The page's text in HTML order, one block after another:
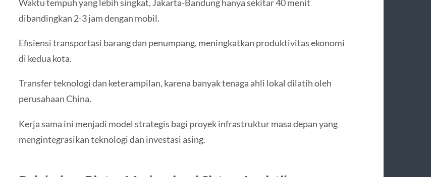
Waktu tempuh yang lebih singkat, Jakarta-Bandung hanya sekitar 40 menit
dibandingkan 2-3 jam dengan mobil.
Efisiensi transportasi barang dan penumpang, meningkatkan produktivitas ekonomi
di kedua kota.
Transfer teknologi dan keterampilan, karena banyak tenaga ahli lokal dilatih oleh
perusahaan China.
Kerja sama ini menjadi model strategis bagi proyek infrastruktur masa depan yang
mengintegrasikan teknologi dan investasi asing.